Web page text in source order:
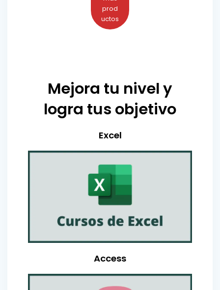
prod
uctos
Mejora tu nivel y
logra tus objetivo
Excel
Access